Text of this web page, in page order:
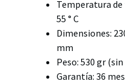
Temperatura de
55 ° C
Dimensiones:
mm
Peso: 530 gr
Garantía: 36